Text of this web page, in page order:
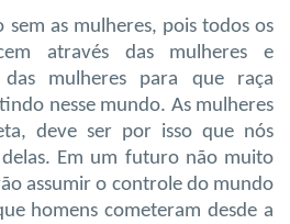
as mulheres, pois todos os
através das mulheres e
das mulheres para que raça
nesse mundo. As mulheres
deve ser por isso que nós
Em um futuro não muito
assumir o controle do mundo
homens cometeram desde a